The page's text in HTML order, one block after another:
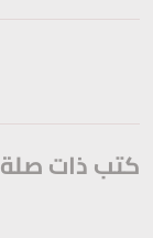
الطلبة والزياح
كتب ذات صلة